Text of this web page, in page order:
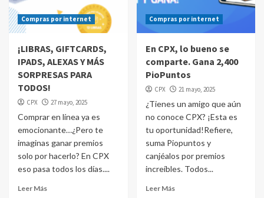
Compras por internet
¡LIBRAS, GIFTCARDS,
IPADS, ALEXAS Y MÁS
SORPRESAS PARA
TODOS!
CPX 27 mayo, 2025
Comprar en línea ya es
emocionante…¿Pero te
imaginas ganar premios
solo por hacerlo? En CPX
eso pasa todos los días....
Leer Más
Compras por internet
En CPX, lo bueno se
comparte. Gana 2,400
PioPuntos
CPX 21 mayo, 2025
¿Tienes un amigo que aún
no conoce CPX? ¡Esta es
tu oportunidad!Refiere,
suma Piopuntos y
canjéalos por premios
increíbles. Todos...
Leer Más